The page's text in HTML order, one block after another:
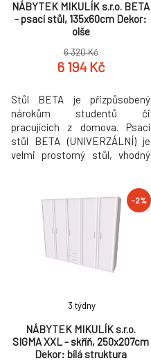
NÁBYTEK MIKULÍK s.r.o. BETA
- psací stůl, 135x60cm Dekor:
olše
6 320 Kč
6 194 Kč
Stůl BETA je přizpůsobený
nárokům studentů či
pracujících z domova. Psací
stůl BETA (UNIVERZÁLNÍ) je
velmi prostorný stůl, vhodný
akčních dekorů. Kvalitní kování
a spojovací materiál je bez
použití plastových součástek,
vyjma ochranných krytek.
Hranění i z nepohledových
-2%
NÁBYTEK MIKULÍK s.r.o.
SIGMA XXL - skříň, 250x207cm
Dekor: bílá struktura
3 týdny